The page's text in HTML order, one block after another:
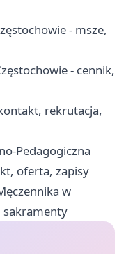
- msze,
- cennik,
rekrutacja,
Pedagogiczna
oferta, zapisy
w
sakramenty